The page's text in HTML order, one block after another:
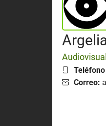
Correo: